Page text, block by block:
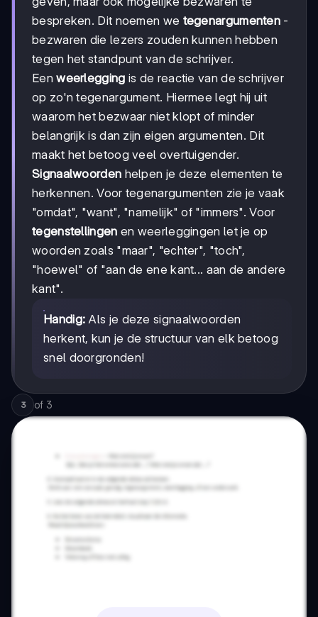
bespreken. Dit noemen we tegenargumenten -
bezwaren die lezers zouden kunnen hebben
tegen het standpunt van de schrijver.
Eenweerlegging is de reactie van de schrijver
op zo'n tegenargument. Hiermee legt hij uit
waarom het bezwaar niet klopt of minder
belangrijk is dan zijn eigen argumenten. Dit
maakt het betoog veel overtuigender.
Signaalwoorden helpen je deze elementen te
herkennen. Voor tegenargumenten zie je vaak
"omdat", "want", "namelijk" of "immers". Voor
tegenstellingen en weerleggingen let je op
woorden zoals "maar", "echter", "toch",
"hoewel" of "aan de ene kant... aan de andere
kant".
Handig: Als je deze signaalwoorden
herkent, kun je de structuur van elk betoog
snel doorgronden!
3 of 3